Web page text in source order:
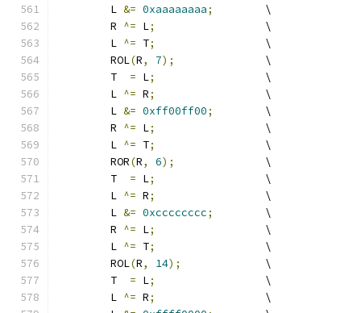
	L
&= 0xaaaaaaaa;
	\
	R
^= L;
			\
	L
^= T;
			\
	ROL
(R, 7);
		\
	T
= L;
			\
	L
^= R;
			\
	L
&= 0xff00ff00;
	\
	R
^= L;
			\
	L
^= T;
			\
	ROR
(R, 6);
		\
	T
= L;
			\
	L
^= R;
			\
	L
&= 0xcccccccc;
	\
	R
^= L;
			\
	L
^= T;
			\
	ROL
(R, 14);
		\
	T
= L;
			\
	L
^= R;
			\